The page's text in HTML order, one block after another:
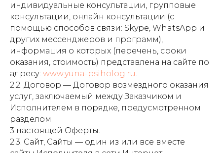
индивидуальные консультации, групповые
консультации, онлайн консультации (с
помощью способов связи: Skype, WhatsApp и
других мессенджеров и программ),
информация о которых (перечень, сроки
оказания, стоимость) представлена на сайте по
адресу: www.yuna-psiholog.ru.
2.2. Договор — Договор возмездного оказания
услуг, заключаемый между Заказчиком и
Исполнителем в порядке, предусмотренном
разделом
3 настоящей Оферты.
2.3. Сайт, Сайты — один из или все вместе